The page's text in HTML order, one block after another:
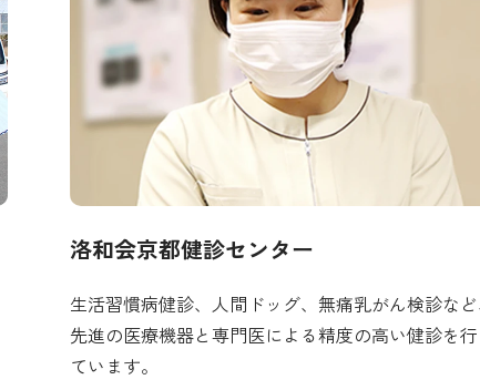
洛和会京都健診センター
生活習慣病健診、人間ドッグ、無痛乳がん検診など
先進の医療機器と専門医による精度の高い健診を行
ています。